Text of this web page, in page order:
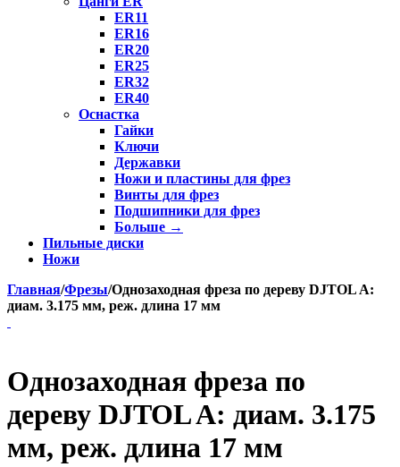
ER11
ER16
ER20
ER25
ER32
ER40
Оснастка
Гайки
Ключи
Державки
Ножи и пластины для фрез
Винты для фрез
Подшипники для фрез
Больше →
Пильные диски
Ножи
Главная/Фрезы/Однозаходная фреза по дереву DJTOL A:
диам. 3.175 мм, реж. длина 17 мм
Однозаходная фреза по
дереву DJTOL A: диам. 3.175
мм, реж. длина 17 мм